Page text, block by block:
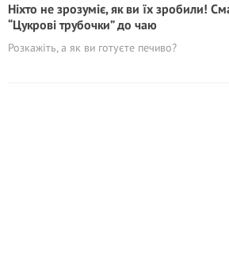
Ніхто не зрозуміє, як ви їх зробили!
“Цукрові трубочки” до чаю
Розкажіть, а як ви готуєте печиво?